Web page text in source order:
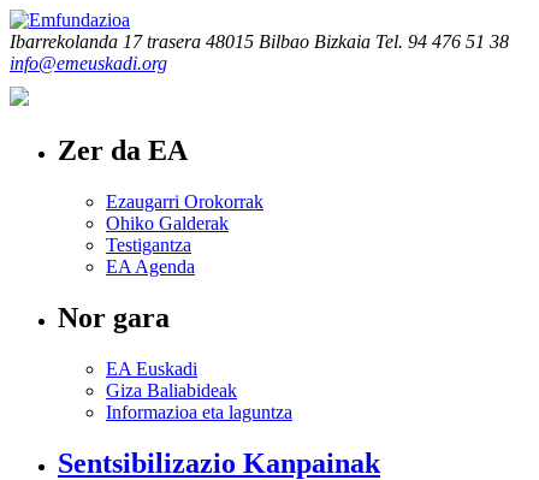
Ibarrekolanda 17 trasera 48015 Bilbao Bizkaia Tel. 94 476 51 38
info@emeuskadi.org
Zer da EA
Ezaugarri Orokorrak
Ohiko Galderak
Testigantza
EA Agenda
Nor gara
EA Euskadi
Giza Baliabideak
Informazioa eta laguntza
Sentsibilizazio Kanpainak